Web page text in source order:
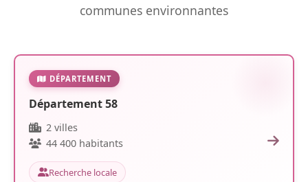
communes environnantes
DÉPARTEMENT
Département 58
2 villes
44 400 habitants
Recherche locale